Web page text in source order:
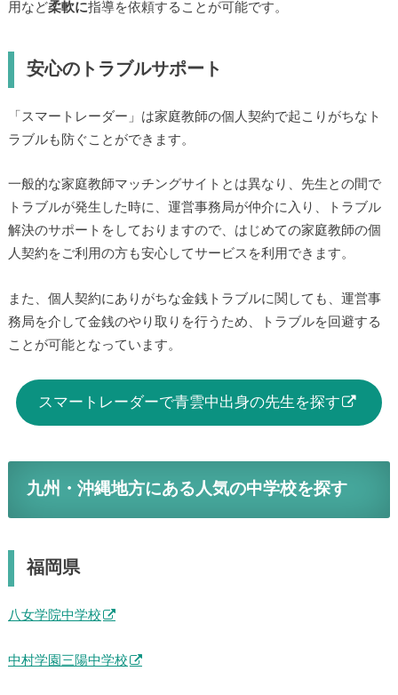
用など柔軟に指導を依頼することが可能です。
安心のトラブルサポート
「スマートレーダー」は家庭教師の個人契約で起こりがちなト
ラブルも防ぐことができます。
一般的な家庭教師マッチングサイトとは異なり、先生との間で
トラブルが発生した時に、運営事務局が仲介に入り、トラブル
解決のサポートをしておりますので、はじめての家庭教師の個
人契約をご利用の方も安心してサービスを利用できます。
また、個人契約にありがちな金銭トラブルに関しても、運営事
務局を介して金銭のやり取りを行うため、トラブルを回避する
ことが可能となっています。
スマートレーダーで青雲中出身の先生を探す
九州・沖縄地方にある人気の中学校を探す
福岡県
八女学院中学校
中村学園三陽中学校